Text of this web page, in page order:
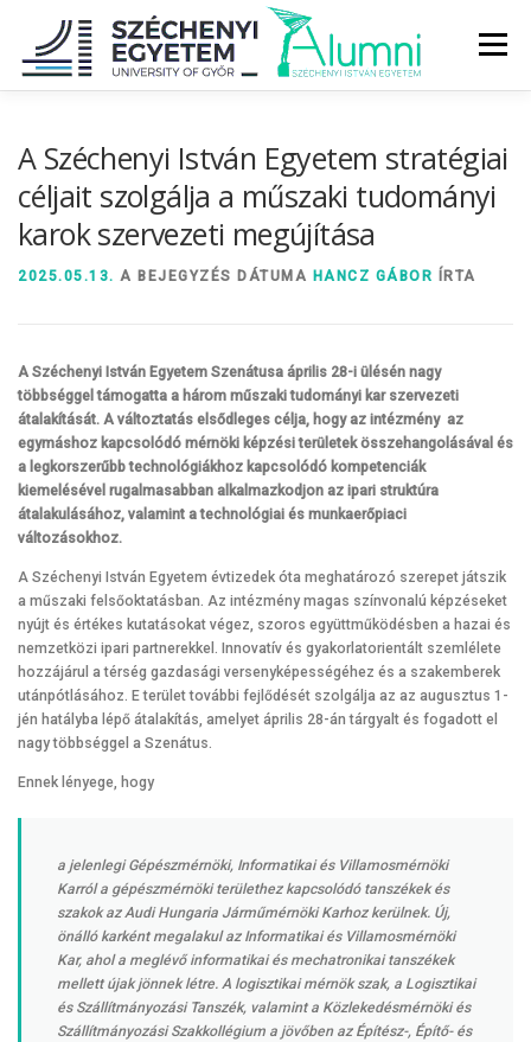
tartalomhoz
Menü
DIPLOMAÁTADÓ DIPLOMÁN TÚL
A Széchenyi István Egyetem stratégiai
céljait szolgálja a műszaki tudományi
karok szervezeti megújítása
2025.05.13. A BEJEGYZÉS DÁTUMA HANCZ GÁBOR ÍRTA
A Széchenyi István Egyetem Szenátusa április 28-i ülésén nagy
többséggel támogatta a három műszaki tudományi kar szervezeti
átalakítását. A változtatás elsődleges célja, hogy az intézmény az
egymáshoz kapcsolódó mérnöki képzési területek összehangolásával és
a legkorszerűbb technológiákhoz kapcsolódó kompetenciák
kiemelésével rugalmasabban alkalmazkodjon az ipari struktúra
átalakulásához, valamint a technológiai és munkaerőpiaci
változásokhoz.
A Széchenyi István Egyetem évtizedek óta meghatározó szerepet játszik
a műszaki felsőoktatásban. Az intézmény magas színvonalú képzéseket
nyújt és értékes kutatásokat végez, szoros együttműködésben a hazai és
nemzetközi ipari partnerekkel. Innovatív és gyakorlatorientált szemlélete
hozzájárul a térség gazdasági versenyképességéhez és a szakemberek
utánpótlásához. E terület további fejlődését szolgálja az az augusztus 1-
jén hatályba lépő átalakítás, amelyet április 28-án tárgyalt és fogadott el
nagy többséggel a Szenátus.
Ennek lényege, hogy
a jelenlegi Gépészmérnöki, Informatikai és Villamosmérnöki
Karról a gépészmérnöki területhez kapcsolódó tanszékek és
szakok az Audi Hungaria Járműmérnöki Karhoz kerülnek. Új,
önálló karként megalakul az Informatikai és Villamosmérnöki
Kar, ahol a meglévő informatikai és mechatronikai tanszékek
mellett újak jönnek létre. A logisztikai mérnök szak, a Logisztikai
és Szállítmányozási Tanszék, valamint a Közlekedésmérnöki és
Szállítmányozási Szakkollégium a jövőben az Építész-, Építő- és